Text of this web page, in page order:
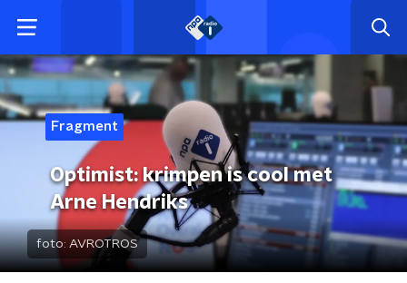
Fragment
Optimist: krimpen is cool met
Arne Hendriks
foto: AVROTROS